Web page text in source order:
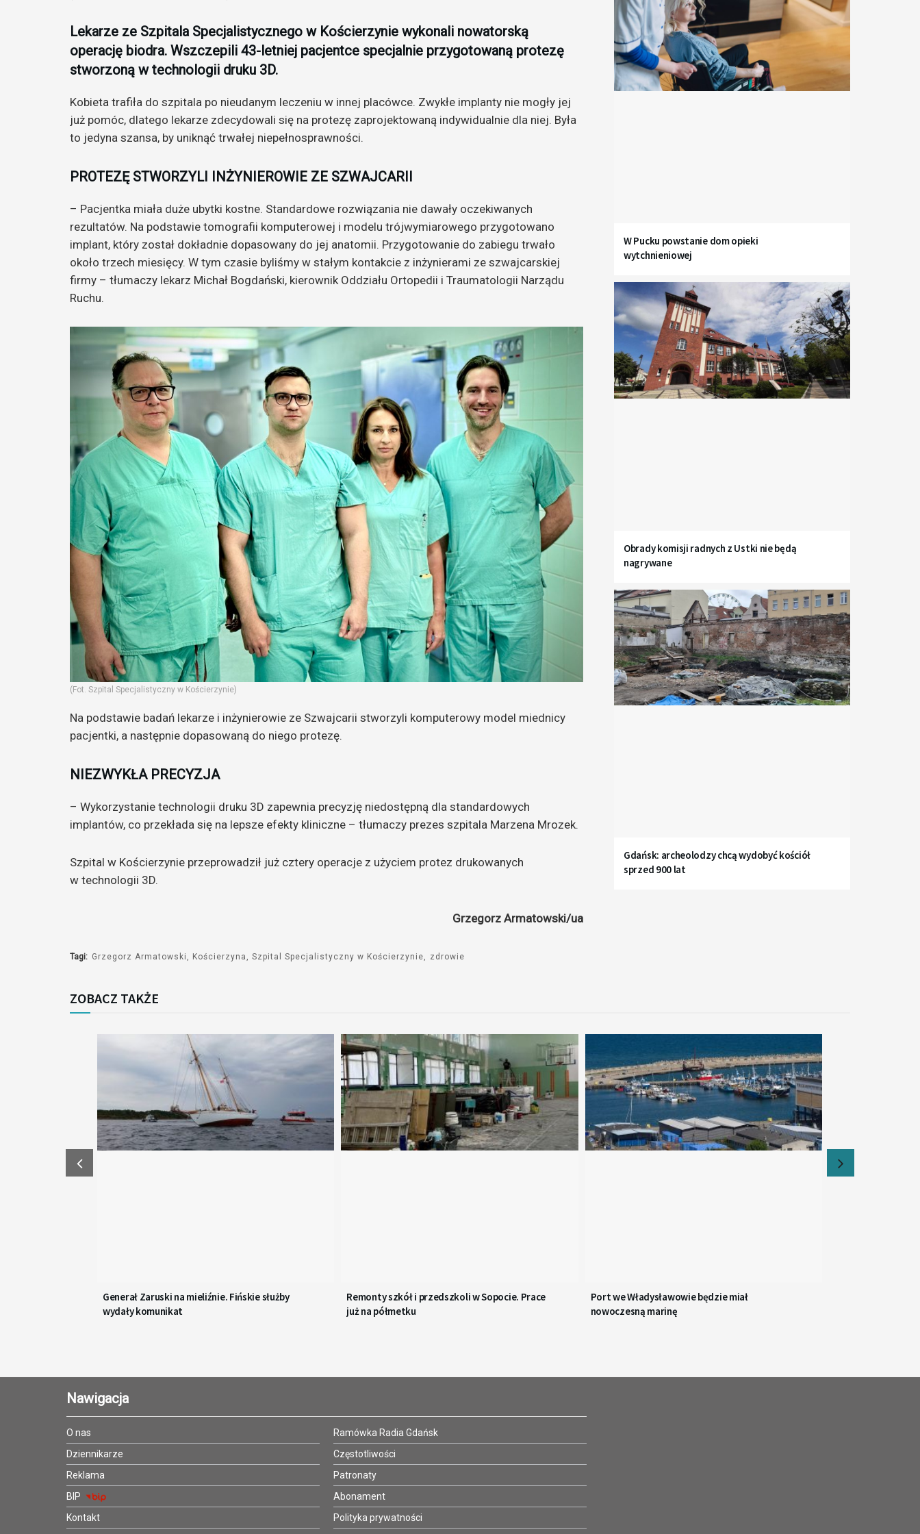
Lekarze ze Szpitala Specjalistycznego w Kościerzynie wykonali nowatorską
operację biodra. Wszczepili 43-letniej pacjentce specjalnie przygotowaną protezę
stworzoną w technologii druku 3D.
Kobieta trafiła do szpitala po nieudanym leczeniu w innej placówce. Zwykłe implanty nie mogły jej
już pomóc, dlatego lekarze zdecydowali się na protezę zaprojektowaną indywidualnie dla niej. Była
to jedyna szansa, by uniknąć trwałej niepełnosprawności.
PROTEZĘ STWORZYLI INŻYNIEROWIE ZE SZWAJCARII
– Pacjentka miała duże ubytki kostne. Standardowe rozwiązania nie dawały oczekiwanych
rezultatów. Na podstawie tomografii komputerowej i modelu trójwymiarowego przygotowano
implant, który został dokładnie dopasowany do jej anatomii. Przygotowanie do zabiegu trwało
około trzech miesięcy. W tym czasie byliśmy w stałym kontakcie z inżynierami ze szwajcarskiej
firmy – tłumaczy lekarz Michał Bogdański, kierownik Oddziału Ortopedii i Traumatologii Narządu
Ruchu.
(Fot. Szpital Specjalistyczny w Kościerzynie)
Na podstawie badań lekarze i inżynierowie ze Szwajcarii stworzyli komputerowy model miednicy
pacjentki, a następnie dopasowaną do niego protezę.
NIEZWYKŁA PRECYZJA
– Wykorzystanie technologii druku 3D zapewnia precyzję niedostępną dla standardowych
implantów, co przekłada się na lepsze efekty kliniczne – tłumaczy prezes szpitala Marzena Mrozek.
Szpital w Kościerzynie przeprowadził już cztery operacje z użyciem protez drukowanych
w technologii 3D.
Grzegorz Armatowski/ua
Tagi: Grzegorz Armatowski Kościerzyna Szpital Specjalistyczny w Kościerzynie zdrowie
W Pucku powstanie dom opieki
wytchnieniowej
Obrady komisji radnych z Ustki nie będą
nagrywane
Gdańsk: archeolodzy chcą wydobyć kościół
sprzed 900 lat
ZOBACZ TAKŻE
Generał Zaruski na mieliźnie. Fińskie służby
wydały komunikat
Remonty szkół i przedszkoli w Sopocie. Prace
już na półmetku
Port we Władysławowie będzie miał
nowoczesną marinę
Nawigacja
O nas
Dziennikarze
Reklama
BIP
Kontakt
Ramówka Radia Gdańsk
Częstotliwości
Patronaty
Abonament
Polityka prywatności